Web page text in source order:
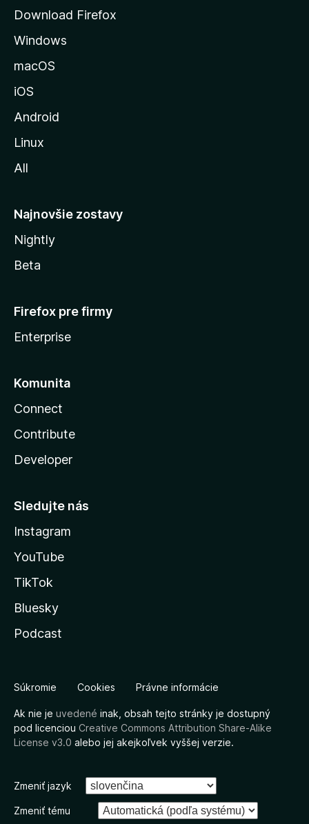
n
k
o
z
l
Download Firefox
Windows
macOS
iOS
Android
Linux
All
Najnovšie zostavy
Nightly
Beta
Firefox pre firmy
Enterprise
Komunita
Connect
Contribute
Developer
Sledujte nás
Instagram
YouTube
TikTok
Bluesky
Podcast
Súkromie Cookies Právne informácie
Ak nie je uvedené inak, obsah tejto stránky je dostupný
pod licenciou Creative Commons Attribution Share-Alike
License v3.0 alebo jej akejkoľvek vyššej verzie.
Zmeniť jazyk
Zmeniť tému